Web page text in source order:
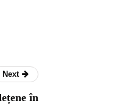
Next
în